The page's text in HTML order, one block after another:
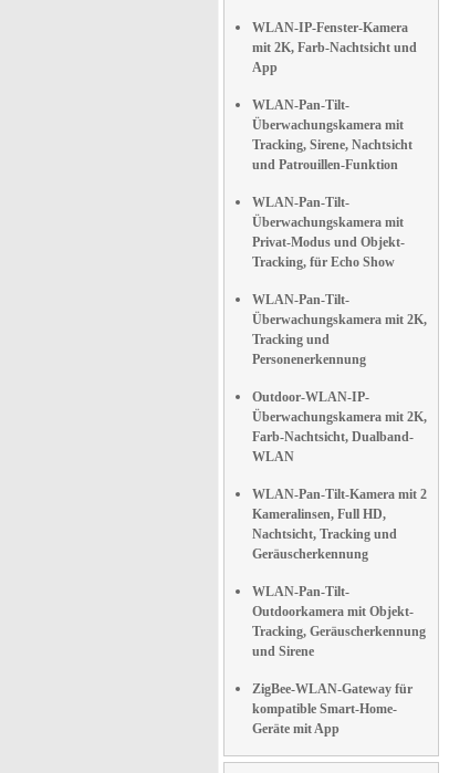
WLAN-IP-Fenster-Kamera
mit 2K, Farb-Nachtsicht und
App
WLAN-Pan-Tilt-
Überwachungskamera mit
Tracking, Sirene, Nachtsicht
und Patrouillen-Funktion
WLAN-Pan-Tilt-
Überwachungskamera mit
Privat-Modus und Objekt-
Tracking, für Echo Show
WLAN-Pan-Tilt-
Überwachungskamera mit 2K,
Tracking und
Personenerkennung
Outdoor-WLAN-IP-
Überwachungskamera mit 2K,
Farb-Nachtsicht, Dualband-
WLAN
WLAN-Pan-Tilt-Kamera mit 2
Kameralinsen, Full HD,
Nachtsicht, Tracking und
Geräuscherkennung
WLAN-Pan-Tilt-
Outdoorkamera mit Objekt-
Tracking, Geräuscherkennung
und Sirene
ZigBee-WLAN-Gateway für
kompatible Smart-Home-
Geräte mit App